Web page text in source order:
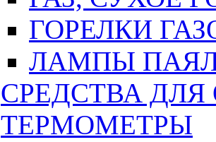
ГОРЕЛКИ
ЛАМПЫ
СРЕДСТВА
ТЕРМОМЕТРЫ